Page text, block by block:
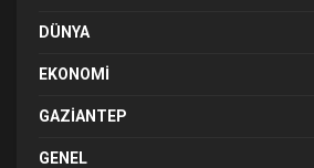
DÜNYA
EKONOMI
GAZIANTEP
GENEL